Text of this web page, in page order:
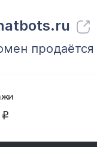
продаётся
₽